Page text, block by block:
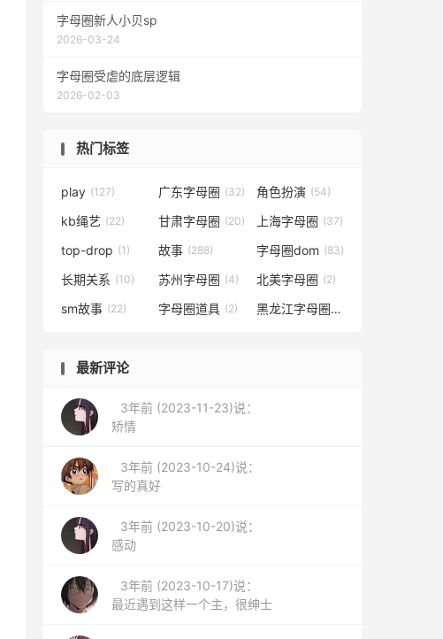
字母圈新人小贝sp
2026-03-24
字母圈受虐的底层逻辑
2026-02-03
热门标签
play (127) 广东字母圈 (32) 角色扮演 (54)
kb绳艺 (22) 甘肃字母圈 (20) 上海字母圈 (37)
top-drop (1) 故事 (288) 字母圈dom (83)
长期关系 (10) 苏州字母圈 (4) 北美字母圈 (2)
sm故事 (22) 字母圈道具 (2) 黑龙江字母圈(19)
最新评论
3年前 (2023-11-23)说：
矫情
3年前 (2023-10-24)说：
写的真好
3年前 (2023-10-20)说：
感动
3年前 (2023-10-17)说：
最近遇到这样一个主，很绅士